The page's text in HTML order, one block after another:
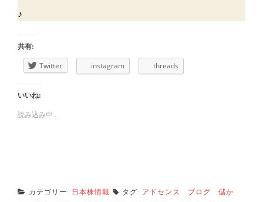
♪
共有:
Twitter instagram threads
いいね:
読み込み中...
カテゴリー: 日本株情報 タグ: アドセンス ブログ 儲か